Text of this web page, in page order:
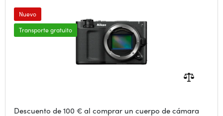
Nuevo
Transporte gratuito
Descuento de 100 € al comprar un cuerpo de cámara